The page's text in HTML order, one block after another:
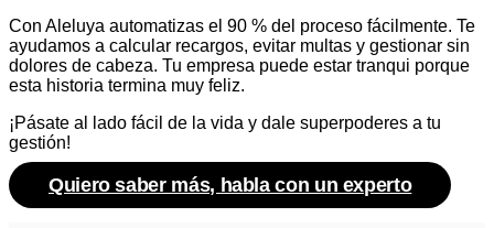
Con Aleluya automatizas el 90 % del proceso fácilmente. Te
ayudamos a calcular recargos, evitar multas y gestionar sin
dolores de cabeza. Tu empresa puede estar tranqui porque
esta historia termina muy feliz.
¡Pásate al lado fácil de la vida y dale superpoderes a tu
gestión!
Quiero saber más, habla con un experto